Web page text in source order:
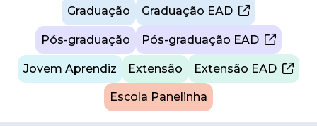
Graduação Graduação EAD
Pós-graduação Pós-graduação EAD
Extensão Extensão EAD
Jovem Aprendiz
Escola Panelinha